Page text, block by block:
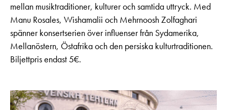
mellan musiktraditioner, kulturer och samtida uttryck. Med
Manu Rosales, Wishamalii och Mehrnoosh Zolfaghari
spänner konsertserien över influenser från Sydamerika,
Mellanöstern, Östafrika och den persiska kulturtraditionen.
Biljettpris endast 5€.